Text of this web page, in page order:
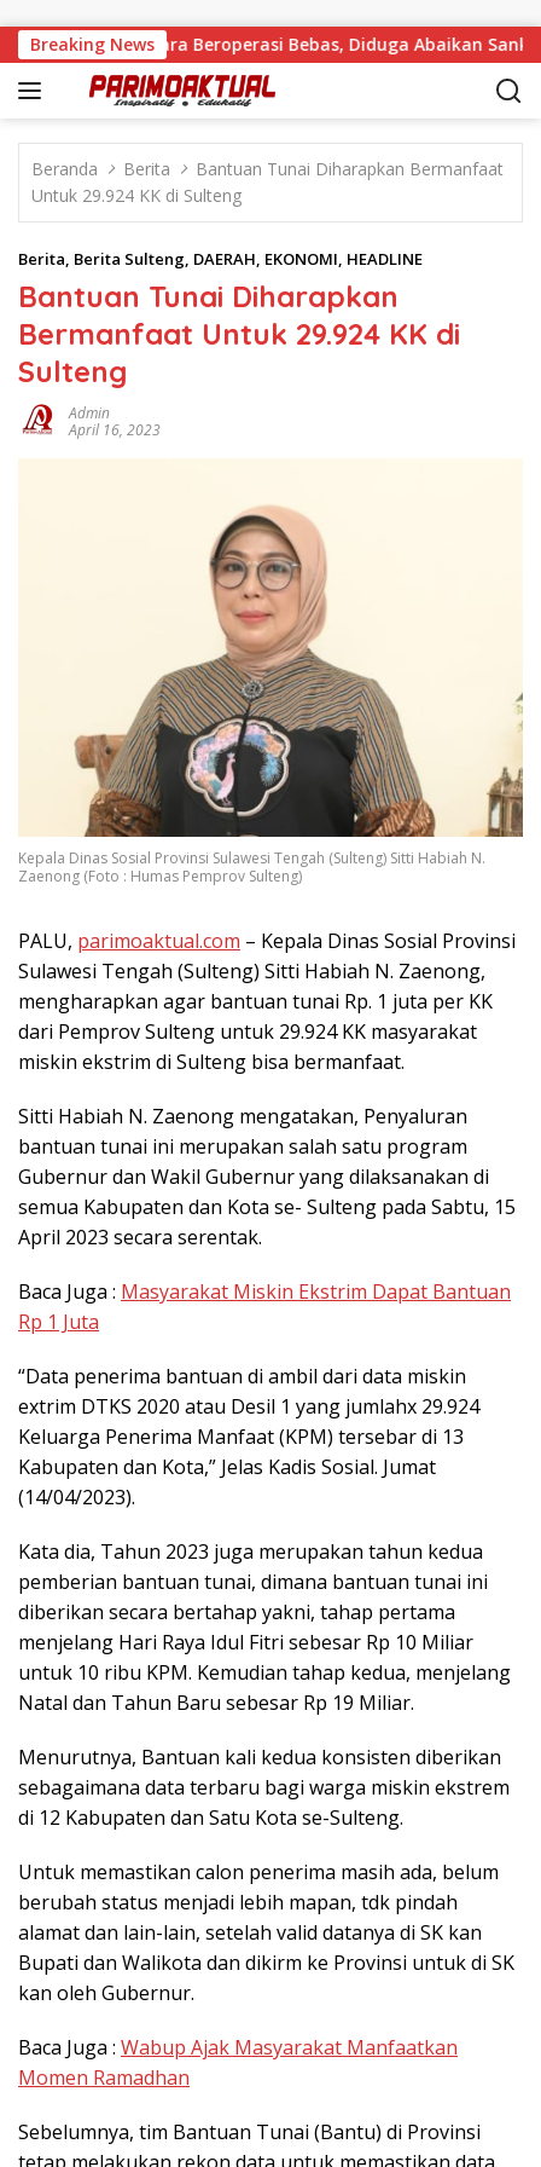
Breaking News
Sirtu di Baliara Beroperasi Bebas, Diduga Abaikan Sanksi
Beranda Berita
Bantuan Tunai Diharapkan Bermanfaat
Untuk 29.924 KK di Sulteng
Berita, Berita Sulteng, DAERAH, EKONOMI, HEADLINE
Bantuan Tunai Diharapkan
Bermanfaat Untuk 29.924 KK di
Sulteng
Admin
April 16, 2023
Kepala Dinas Sosial Provinsi Sulawesi Tengah (Sulteng) Sitti Habiah N.
Zaenong (Foto : Humas Pemprov Sulteng)
PALU, parimoaktual.com – Kepala Dinas Sosial Provinsi
Sulawesi Tengah (Sulteng) Sitti Habiah N. Zaenong,
mengharapkan agar bantuan tunai Rp. 1 juta per KK
dari Pemprov Sulteng untuk 29.924 KK masyarakat
miskin ekstrim di Sulteng bisa bermanfaat.
Sitti Habiah N. Zaenong mengatakan, Penyaluran
bantuan tunai ini merupakan salah satu program
Gubernur dan Wakil Gubernur yang dilaksanakan di
semua Kabupaten dan Kota se- Sulteng pada Sabtu, 15
April 2023 secara serentak.
Baca Juga : Masyarakat Miskin Ekstrim Dapat Bantuan
Rp 1 Juta
“Data penerima bantuan di ambil dari data miskin
extrim DTKS 2020 atau Desil 1 yang jumlahx 29.924
Keluarga Penerima Manfaat (KPM) tersebar di 13
Kabupaten dan Kota,” Jelas Kadis Sosial. Jumat
(14/04/2023).
Kata dia, Tahun 2023 juga merupakan tahun kedua
pemberian bantuan tunai, dimana bantuan tunai ini
diberikan secara bertahap yakni, tahap pertama
menjelang Hari Raya Idul Fitri sebesar Rp 10 Miliar
untuk 10 ribu KPM. Kemudian tahap kedua, menjelang
Natal dan Tahun Baru sebesar Rp 19 Miliar.
Menurutnya, Bantuan kali kedua konsisten diberikan
sebagaimana data terbaru bagi warga miskin ekstrem
di 12 Kabupaten dan Satu Kota se-Sulteng.
Untuk memastikan calon penerima masih ada, belum
berubah status menjadi lebih mapan, tdk pindah
alamat dan lain-lain, setelah valid datanya di SK kan
Bupati dan Walikota dan dikirm ke Provinsi untuk di SK
kan oleh Gubernur.
Baca Juga : Wabup Ajak Masyarakat Manfaatkan
Momen Ramadhan
Sebelumnya, tim Bantuan Tunai (Bantu) di Provinsi